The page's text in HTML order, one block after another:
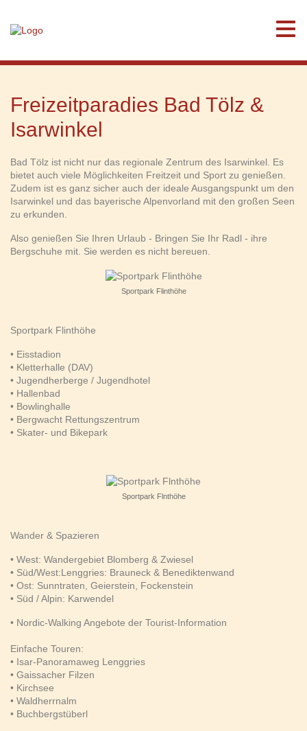
Freizeitparadies Bad Tölz &
Isarwinkel
Bad Tölz ist nicht nur das regionale Zentrum des Isarwinkel. Es
bietet auch viele Möglichkeiten Freitzeit und Sport zu genießen.
Zudem ist es ganz sicher auch der ideale Ausgangspunkt um den
Isarwinkel und das bayerische Alpenvorland mit den großen Seen
zu erkunden.
Also genießen Sie Ihren Urlaub - Bringen Sie Ihr Radl - ihre
Bergschuhe mit. Sie werden es nicht bereuen.
Sportpark Flinthöhe
Sportpark Flinthöhe
• Eisstadion
• Kletterhalle (DAV)
• Jugendherberge / Jugendhotel
• Hallenbad
• Bowlinghalle
• Bergwacht Rettungszentrum
• Skater- und Bikepark
Sportpark Flnthöhe
Wander & Spazieren
• West: Wandergebiet Blomberg & Zwiesel
• Süd/West:Lenggries: Brauneck & Benediktenwand
• Ost: Sunntraten, Geierstein, Fockenstein
• Süd / Alpin: Karwendel
• Nordic-Walking Angebote der Tourist-Information
Einfache Touren:
• Isar-Panoramaweg Lenggries
• Gaissacher Filzen
• Kirchsee
• Waldherrnalm
• Buchbergstüberl